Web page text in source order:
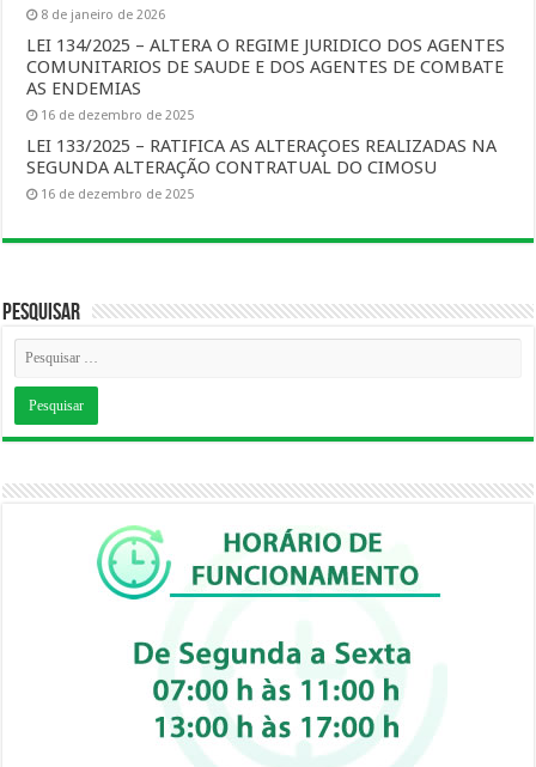
8 de janeiro de 2026
LEI 134/2025 – ALTERA O REGIME JURIDICO DOS AGENTES
COMUNITARIOS DE SAUDE E DOS AGENTES DE COMBATE
AS ENDEMIAS
16 de dezembro de 2025
LEI 133/2025 – RATIFICA AS ALTERAÇOES REALIZADAS NA
SEGUNDA ALTERAÇÃO CONTRATUAL DO CIMOSU
16 de dezembro de 2025
Pesquisar